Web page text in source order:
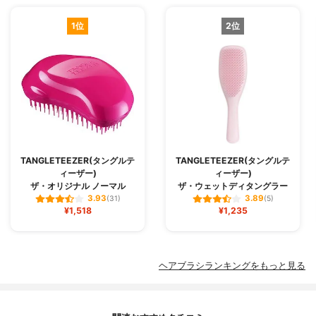
1位
TANGLETEEZER(タングルテ
ィーザー)
ザ・オリジナル ノーマル
3.93(31)
¥1,518
2位
TANGLETEEZER(タングルテ
ィーザー)
ザ・ウェットディタングラー
3.89(5)
¥1,235
ヘアブラシランキングをもっと見る